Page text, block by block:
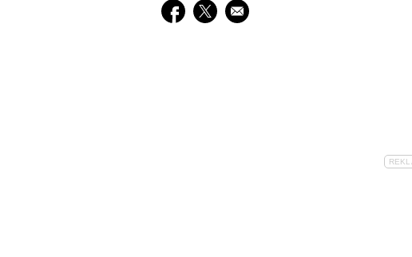
Udostępnij na facebook
Udostępnij na twitter
E-mail do przyjaciela